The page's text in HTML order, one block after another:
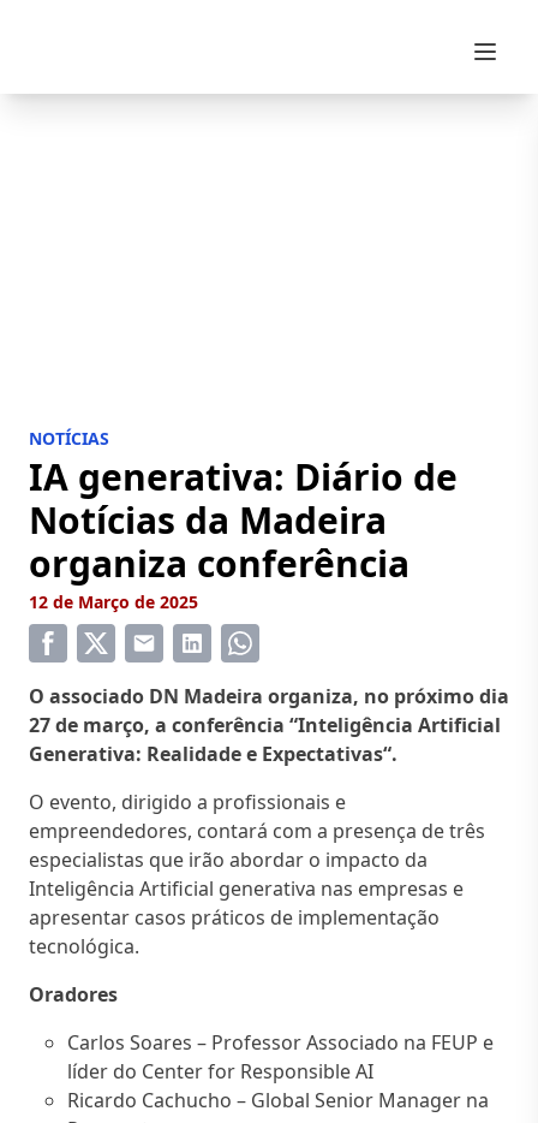
NOTÍCIAS
IA generativa: Diário de
Notícias da Madeira
organiza conferência
12 de Março de 2025
O associado DN Madeira organiza, no próximo dia
27 de março, a conferência “Inteligência Artificial
Generativa: Realidade e Expectativas“.
O evento, dirigido a profissionais e
empreendedores, contará com a presença de três
especialistas que irão abordar o impacto da
Inteligência Artificial generativa nas empresas e
apresentar casos práticos de implementação
tecnológica.
Oradores
Carlos Soares – Professor Associado na FEUP e
líder do Center for Responsible AI
Ricardo Cachucho – Global Senior Manager na